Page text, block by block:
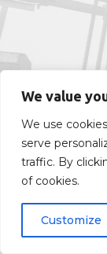
We value
We use
serve
traffic. By
of cookies.
Customize